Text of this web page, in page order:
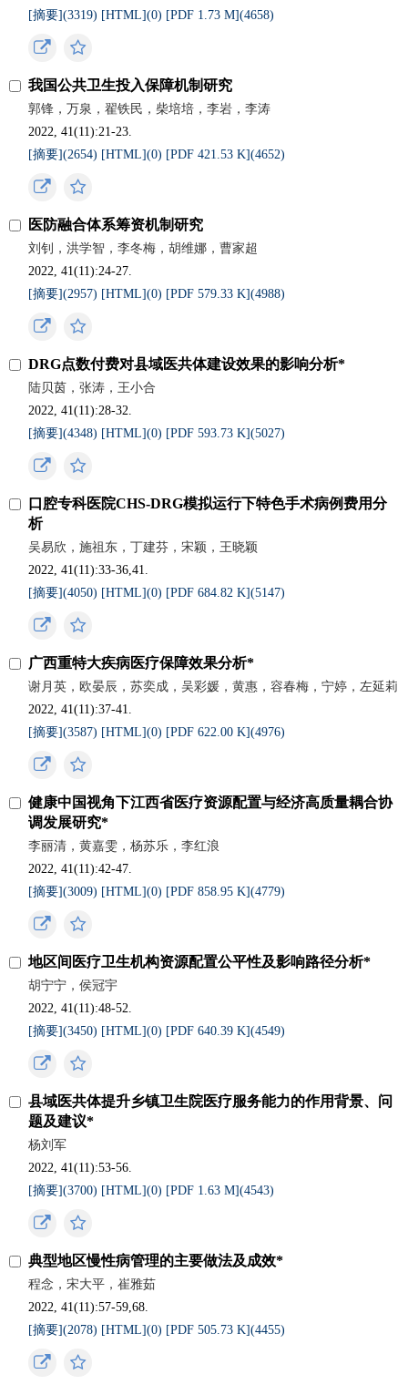
[摘要](3319) [HTML](0) [PDF 1.73 M](4658)
我国公共卫生投入保障机制研究
郭锋，万泉，翟铁民，柴培培，李岩，李涛
2022, 41(11):21-23.
[摘要](2654) [HTML](0) [PDF 421.53 K](4652)
医防融合体系筹资机制研究
刘钊，洪学智，李冬梅，胡维娜，曹家超
2022, 41(11):24-27.
[摘要](2957) [HTML](0) [PDF 579.33 K](4988)
DRG点数付费对县域医共体建设效果的影响分析*
陆贝茵，张涛，王小合
2022, 41(11):28-32.
[摘要](4348) [HTML](0) [PDF 593.73 K](5027)
口腔专科医院CHS-DRG模拟运行下特色手术病例费用分
析
吴易欣，施祖东，丁建芬，宋颖，王晓颖
2022, 41(11):33-36,41.
[摘要](4050) [HTML](0) [PDF 684.82 K](5147)
广西重特大疾病医疗保障效果分析*
谢月英，欧晏辰，苏奕成，吴彩媛，黄惠，容春梅，宁婷，左延莉
2022, 41(11):37-41.
[摘要](3587) [HTML](0) [PDF 622.00 K](4976)
健康中国视角下江西省医疗资源配置与经济高质量耦合协
调发展研究*
李丽清，黄嘉雯，杨苏乐，李红浪
2022, 41(11):42-47.
[摘要](3009) [HTML](0) [PDF 858.95 K](4779)
地区间医疗卫生机构资源配置公平性及影响路径分析*
胡宁宁，侯冠宇
2022, 41(11):48-52.
[摘要](3450) [HTML](0) [PDF 640.39 K](4549)
县域医共体提升乡镇卫生院医疗服务能力的作用背景、问
题及建议*
杨刘军
2022, 41(11):53-56.
[摘要](3700) [HTML](0) [PDF 1.63 M](4543)
典型地区慢性病管理的主要做法及成效*
程念，宋大平，崔雅茹
2022, 41(11):57-59,68.
[摘要](2078) [HTML](0) [PDF 505.73 K](4455)